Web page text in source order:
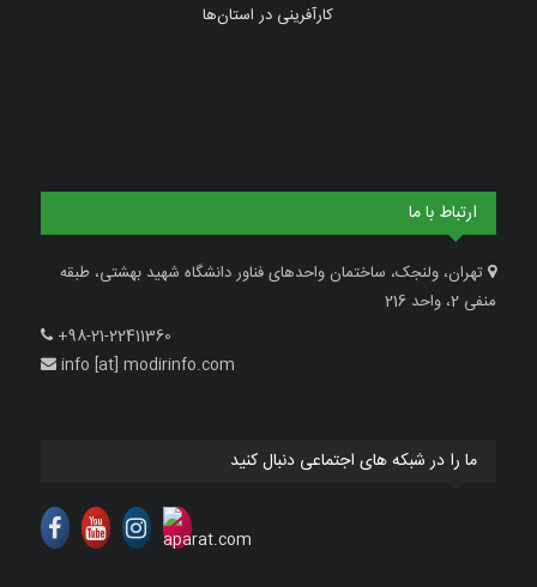
کارآفرینی در استان‌ها
ارتباط با ما
تهران، ولنجک، ساختمان واحدهای فناور دانشگاه شهید بهشتی، طبقه
منفی 2، واحد 216
+98-21-22411360
info [at] modirinfo.com
ما را در شبکه های اجتماعی دنبال کنید